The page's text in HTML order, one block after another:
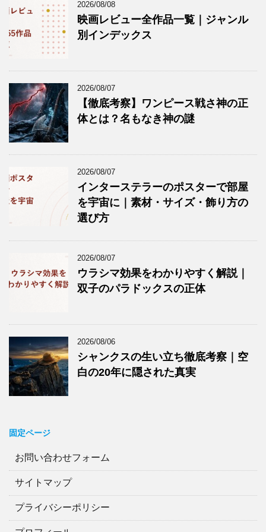
2026/08/08
映画レビュー全作品一覧｜ジャンル
別インデックス
2026/08/07
【徹底考察】ワンピース戦さ神の正
体とは？名もなき神の謎
2026/08/07
インターステラーのポスターで部屋
を宇宙に｜素材・サイズ・飾り方の
選び方
2026/08/07
ウラシマ効果をわかりやすく解説｜
双子のパラドックスの正体
2026/08/06
シャンクスの生い立ち徹底考察｜空
白の20年に隠された真実
固定ページ
お問い合わせフォーム
サイトマップ
プライバシーポリシー